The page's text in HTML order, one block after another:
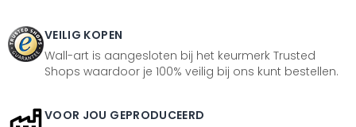
VEILIG KOPEN
Wall-art is aangesloten bij het keurmerk Trusted
Shops waardoor je 100% veilig bij ons kunt bestellen.
VOOR JOU GEPRODUCEERD